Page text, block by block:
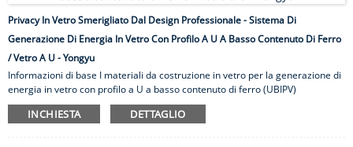
Privacy In Vetro Smerigliato Dal Design Professionale - Sistema Di
Generazione Di Energia In Vetro Con Profilo A U A Basso Contenuto Di Ferro
/ Vetro A U - Yongyu
Informazioni di base I materiali da costruzione in vetro per la generazione di
energia in vetro con profilo a U a basso contenuto di ferro (UBIPV)
combinano i vantaggi del vetro da costruzione con profilo a U e del sistema
di generazione di energia solare per promuovere la protezione
INCHIESTA DETTAGLIO